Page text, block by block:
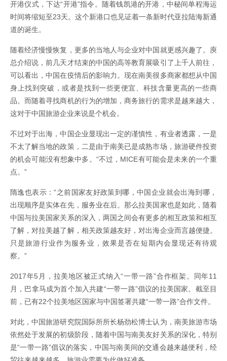
开港仪式，下达“开港”指令。随着钱凯港的开港，中秘间单程海运
时间将缩短至23天。这个新港口也见证着一条新时代亚拉陆海新通
道的诞生。
随着经济慢慢恢复，更多的当地人与企业对中国就更感兴趣了。庾
总介绍说，前几天才结束的中国的高等教育展吸引了上千人前往，
可以看出，中国在疫情后的影响力。现在南美很多商家都想从中国
身上找到突破，或者是找到一些更便宜、科技含量更高的一些商
品。而随着寻找商机的行为的增加，商务旅行的需求是越来越大，
这对于中国旅游企业来说是个机会。
不过对于出海，中国企业显现出一定的谨慎性，有业者透露，一是
不太了解当地的政策，二是由于南美已是成熟市场，旅游硬件投资
的机会可能没有想象中多。“不过，MICE有可能会是未来的一个重
点。”
隋逸也表示：“之前国家友好政策到哪，中国企业就会出海到哪，
出现顺序是实体在先，服务业在后。那么拉美国家也是如此，随着
中国与拉美国家关系的深入，两国之间会有更多的相互政策和相互
了解，对拉美越了解，相关政策越友好，对出海企业而言越便捷。
只是旅游行业作为服务业，效果是否在短期内会显现还有待观
察。”
2017年5月，拉美地区被正式纳入“一带一路”合作框架。同年11
月，巴拿马成为首个加入共建“一带一路”倡议的拉美国家。截至目
前，已有22个拉美地区国家与中国签署共建“一带一路”合作文件。
对此，中国旅游研究院国际所所长杨劲松博士认为，南美旅游市场
依然处于发展的初级阶段，随着中国与南美友好关系的深化，特别
是“一带一路”倡议的落实，中国与南美间的交通会越来越便利，经